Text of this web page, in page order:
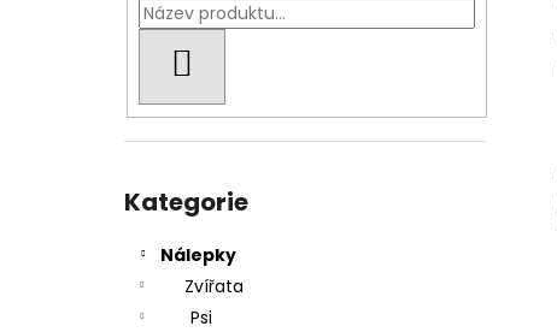
kategorie
Kategorie
Nálepky
Zvířata
Psi